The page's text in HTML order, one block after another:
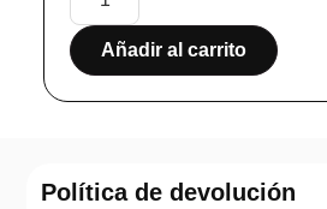
Añadir al carrito
Política de devolución